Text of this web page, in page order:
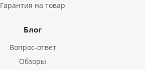
Гарантия на товар
Блог
Вопрос-ответ
Обзоры